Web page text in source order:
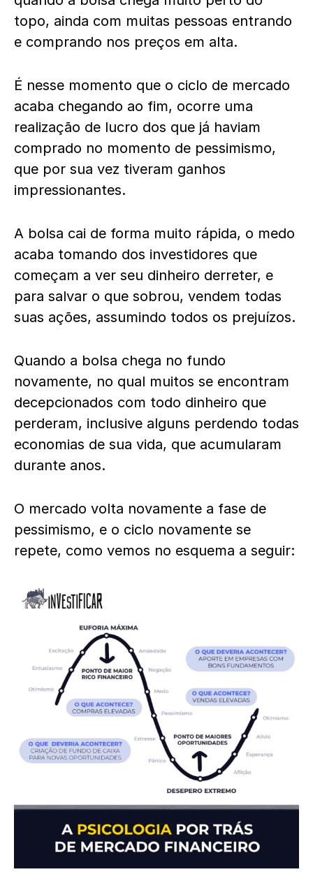
topo, ainda com muitas pessoas entrando
e comprando nos preços em alta.
É nesse momento que o ciclo de mercado
acaba chegando ao fim, ocorre uma
realização de lucro dos que já haviam
comprado no momento de pessimismo,
que por sua vez tiveram ganhos
impressionantes.
A bolsa cai de forma muito rápida, o medo
acaba tomando dos investidores que
começam a ver seu dinheiro derreter, e
para salvar o que sobrou, vendem todas
suas ações, assumindo todos os prejuízos.
Quando a bolsa chega no fundo
novamente, no qual muitos se encontram
decepcionados com todo dinheiro que
perderam, inclusive alguns perdendo todas
economias de sua vida, que acumularam
durante anos.
O mercado volta novamente a fase de
pessimismo, e o ciclo novamente se
repete, como vemos no esquema a seguir: